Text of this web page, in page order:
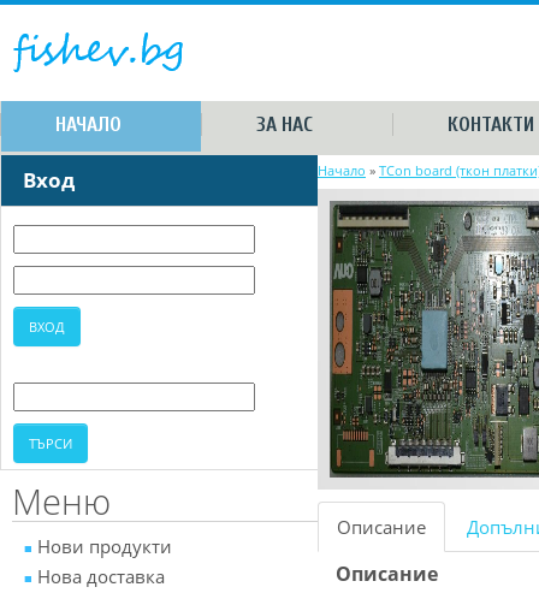
НАЧАЛО ЗА НАС КОНТАКТИ
Вход
Меню
Нови продукти
Нова доставка
Начало » TCon board (ткон
Описание
Описание